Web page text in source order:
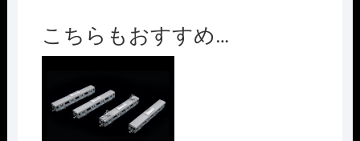
こちらもおすすめ…